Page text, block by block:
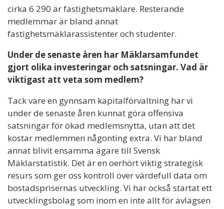
cirka 6 290 är fastighetsmäklare. Resterande
medlemmar är bland annat
fastighetsmäklarassistenter och studenter.
Under de senaste åren har Mäklarsamfundet
gjort olika investeringar och satsningar. Vad är
viktigast att veta som medlem?
Tack vare en gynnsam kapitalförvaltning har vi
under de senaste åren kunnat göra offensiva
satsningar för ökad medlemsnytta, utan att det
kostar medlemmen någonting extra. Vi har bland
annat blivit ensamma ägare till Svensk
Mäklarstatistik. Det är en oerhört viktig strategisk
resurs som ger oss kontroll över värdefull data om
bostadsprisernas utveckling. Vi har också startat ett
utvecklingsbolag som inom en inte allt för avlägsen